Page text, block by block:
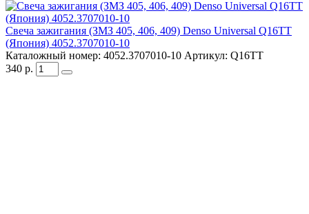
Свеча зажигания (ЗМЗ 405, 406, 409) Denso Universal Q16TT
(Япония) 4052.3707010-10
Каталожный номер: 4052.3707010-10 Артикул: Q16TT
340 р.